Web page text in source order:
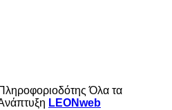
Όλα τα
LEONweb